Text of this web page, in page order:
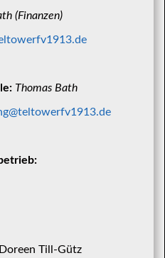
(Finanzen)
Thomas Bath
Doreen Till-Gütz